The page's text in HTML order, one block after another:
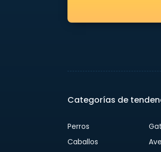
Categorías de
Perros
Caballos